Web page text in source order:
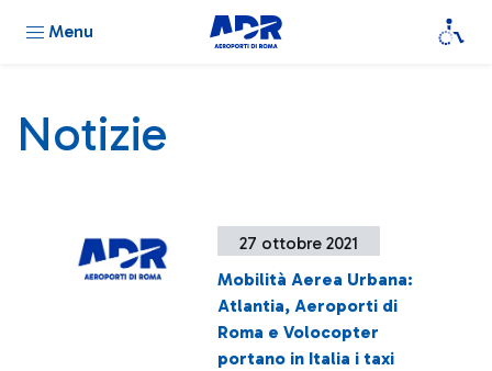
Menu
Notizie
27 ottobre 2021
Mobilità Aerea Urbana:
Atlantia, Aeroporti di
Roma e Volocopter
portano in Italia i taxi